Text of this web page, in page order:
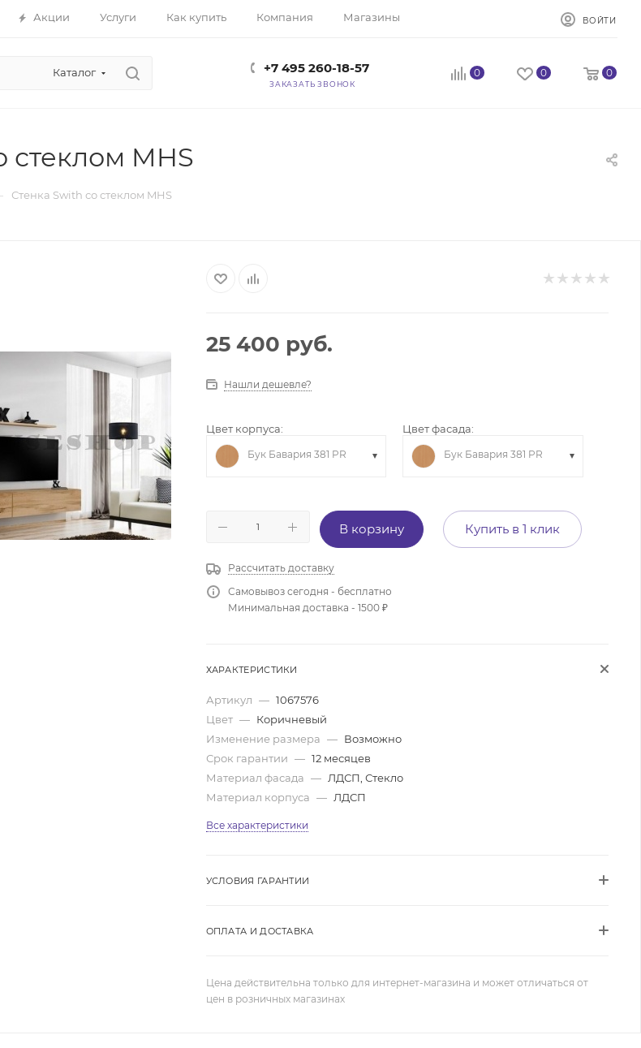
Акции Услуги Как купить Компания Магазины ВОЙТИ
Каталог +7 495 260-18-57
ЗАКАЗАТЬ ЗВОНОК
0 0 0
стеклом MHS
Стенка Swith со стеклом MHS
25 400 руб.
Нашли дешевле?
Цвет корпуса:
Бук Бавария 381 PR
Цвет фасада:
Бук Бавария 381 PR
В корзину Купить в 1 клик
Рассчитать доставку
Самовывоз сегодня - бесплатно
Минимальная доставка - 1500 ₽
ХАРАКТЕРИСТИКИ
Артикул — 1067576
Цвет — Коричневый
Изменение размера — Возможно
Срок гарантии — 12 месяцев
Материал фасада — ЛДСП, Стекло
Материал корпуса — ЛДСП
Все характеристики
УСЛОВИЯ ГАРАНТИИ
ОПЛАТА И ДОСТАВКА
Цена действительна только для интернет-магазина и может отличаться от
цен в розничных магазинах